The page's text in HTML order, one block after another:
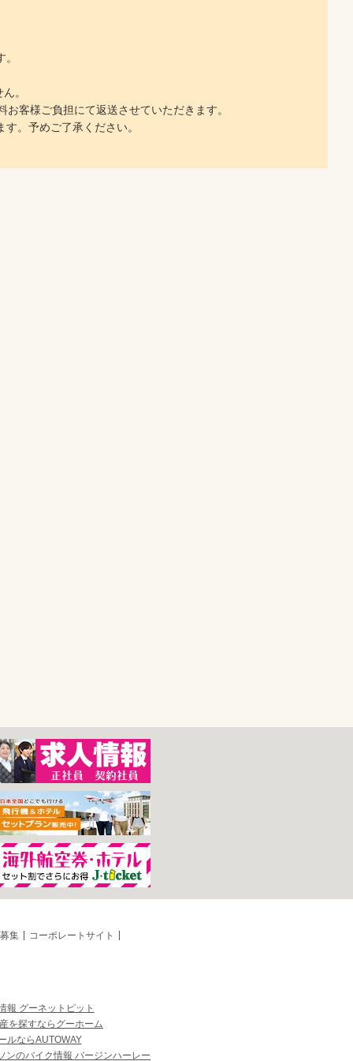
。
客様ご負担にて返送させていただきます。
。予めご了承ください。
集 コーポレートサイト
報 グーネットピット
を探すならグーホーム
ルならAUTOWAY
ンのバイク情報 バージンハーレー